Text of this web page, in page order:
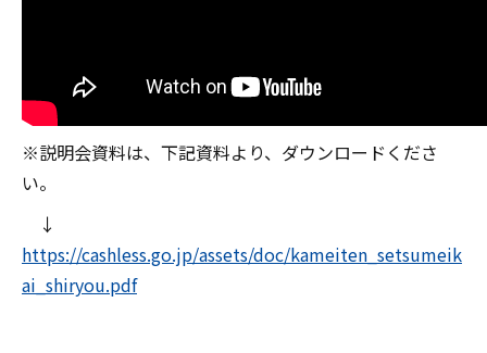
※説明会資料は、下記資料より、ダウンロードくださ
い。
↓
https://cashless.go.jp/assets/doc/kameiten_setsumeik
ai_shiryou.pdf